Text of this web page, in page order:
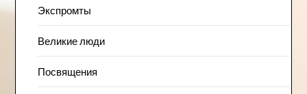
Экспромты
Великие люди
Посвящения